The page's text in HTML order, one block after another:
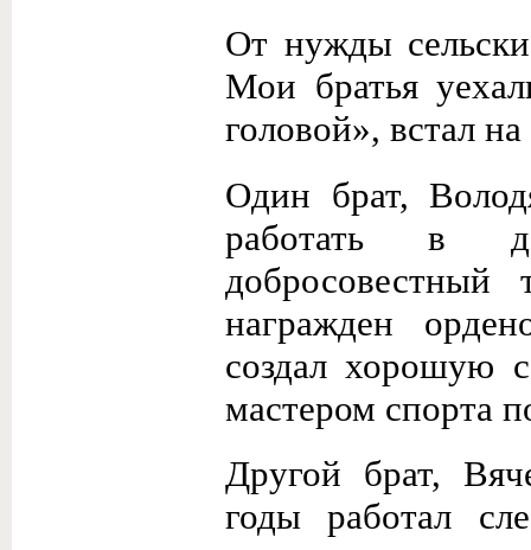
От нужды
Мои братья
головой», встал
Один брат,
работать в
награжден
создал хорошую
мастером спорта
Другой брат,
годы работал